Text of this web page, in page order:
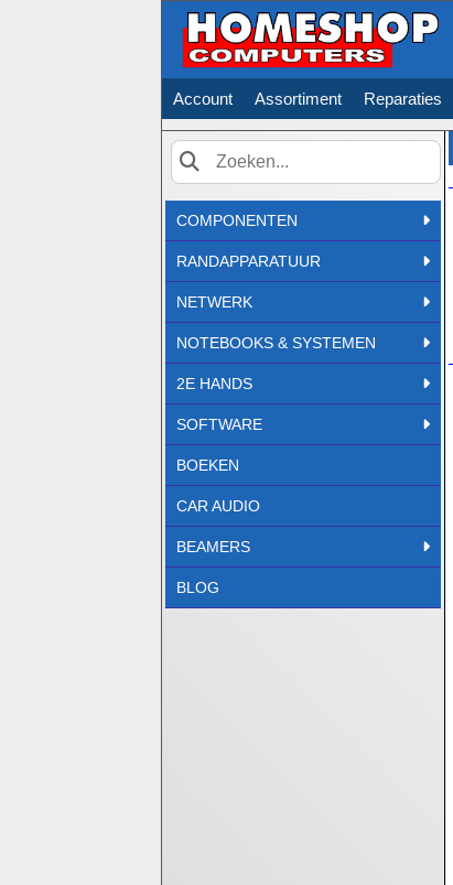
Account Assortiment Reparaties
Zoek
COMPONENTEN
RANDAPPARATUUR
NETWERK
NOTEBOOKS & SYSTEMEN
2E HANDS
SOFTWARE
BOEKEN
CAR AUDIO
BEAMERS
BLOG